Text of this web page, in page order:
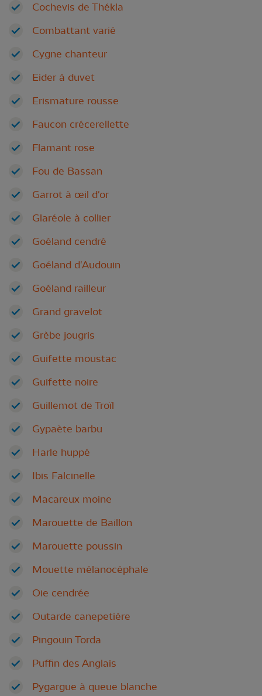
Cochevis de Thékla
Combattant varié
Cygne chanteur
Eider à duvet
Erismature rousse
Faucon crécerellette
Flamant rose
Fou de Bassan
Garrot à œil d'or
Glaréole à collier
Goéland cendré
Goéland d'Audouin
Goéland railleur
Grand gravelot
Grèbe jougris
Guifette moustac
Guifette noire
Guillemot de Troïl
Gypaète barbu
Harle huppé
Ibis Falcinelle
Macareux moine
Marouette de Baillon
Marouette poussin
Mouette mélanocéphale
Oie cendrée
Outarde canepetière
Pingouin Torda
Puffin des Anglais
Pygargue à queue blanche